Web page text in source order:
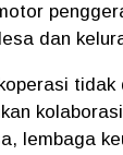
dan
tidak
lembaga